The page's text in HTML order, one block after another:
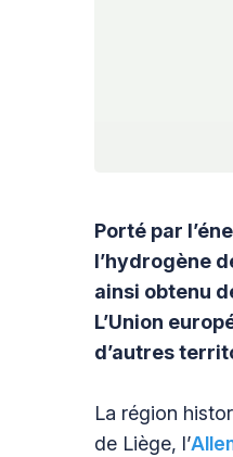
Porté par
l’hydrogène
ainsi obtenu
L’Union
d’autres
La région
de Liège, l’